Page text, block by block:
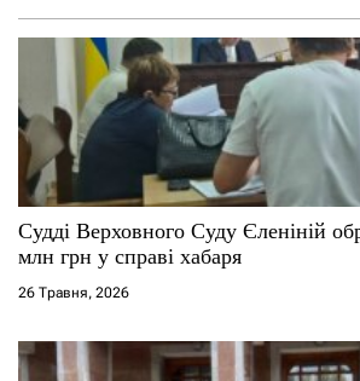
а
п
и
с
і
в
Судді Верховного Суду Єленіній
млн грн у справі хабаря
26 Травня, 2026